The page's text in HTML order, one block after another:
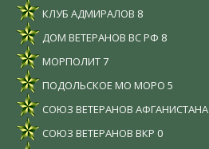
КЛУБ АДМИРАЛОВ 8
ДОМ ВЕТЕРАНОВ ВС РФ 8
МОРПОЛИТ7
ПОДОЛЬСКОЕ МО МОРО 5
СОЮЗ ВЕТЕРАНОВ АФГАНИСТАНА
СОЮЗ ВЕТЕРАНОВ ВКР 0